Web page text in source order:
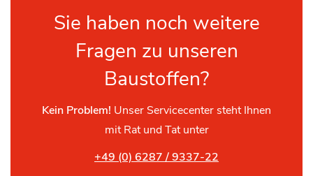
Sie haben noch weitere
Fragen zu unseren
Baustoffen?
Kein Problem! Unser Servicecenter steht Ihnen
mit Rat und Tat unter
+49 (0) 6287 / 9337-22